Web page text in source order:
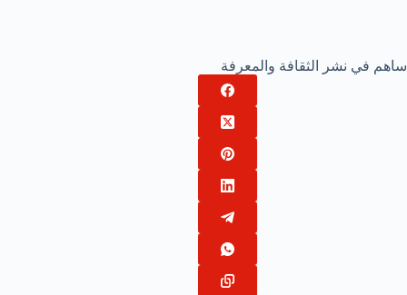
ساهم في نشر الثقافة والمعرفة